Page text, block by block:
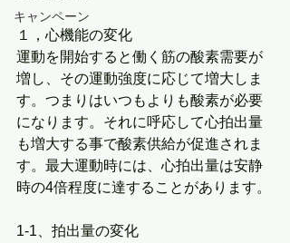
キャンペーン
１，心機能の変化
運動を開始すると働く筋の酸素需要が
増し、その運動強度に応じて増大しま
す。つまりはいつもよりも酸素が必要
になります。それに呼応して心拍出量
も増大する事で酸素供給が促進されま
す。最大運動時には、心拍出量は安静
時の4倍程度に達することがあります。
1-1、拍出量の変化